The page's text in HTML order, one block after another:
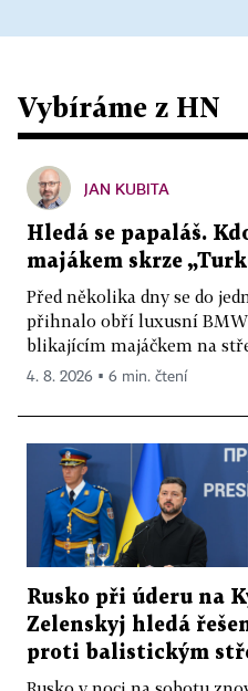
Vybíráme z HN
JAN KUBITA
Hledá se papaláš.
majákem skrze
Před několika dny se do
přihnalo obří luxusní BMW
blikajícím majáčkem na
4. 8. 2026 ▪ 6 min. čtení
Rusko při úderu na
Zelenskyj hledá
proti balistickým